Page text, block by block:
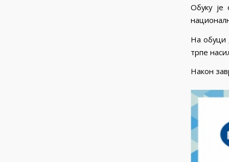
Обуку је
На обуци
трпе
Након